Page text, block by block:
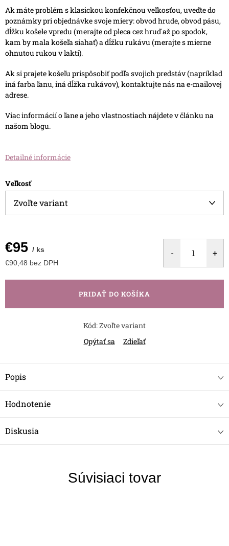
Ak máte problém s klasickou konfekčnou veľkosťou, uveďte do
poznámky pri objednávke svoje miery: obvod hrude, obvod pásu,
dĺžku košele vpredu (merajte od pleca cez hruď až po spodok,
kam by mala košeľa siahať) a dĺžku rukávu (merajte s mierne
ohnutou rukou v lakti).
Ak si prajete košeľu prispôsobiť podľa svojich predstáv (napríklad
iná farba ľanu, iná dĺžka rukávov), kontaktujte nás na e-mailovej
adrese.
Viac informácií o ľane a jeho vlastnostiach nájdete v článku na
našom blogu.
Detailné informácie
Veľkosť
€95 / ks
€90,48 bez DPH
cena:
PRIDAŤ DO KOŠÍKA
Kód:Zvoľte variant
Opýtať sa
Zdieľať
Popis
Hodnotenie
Diskusia
Súvisiaci tovar